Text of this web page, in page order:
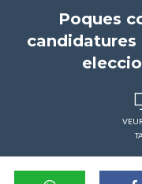
Poques
candidatures